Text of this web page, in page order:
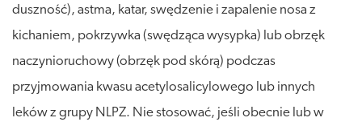
duszność), astma, katar, swędzenie i zapalenie nosa z
kichaniem, pokrzywka (swędząca wysypka) lub obrzęk
naczynioruchowy (obrzęk pod skórą) podczas
przyjmowania kwasu acetylosalicylowego lub innych
leków z grupy NLPZ. Nie stosować, jeśli obecnie lub w